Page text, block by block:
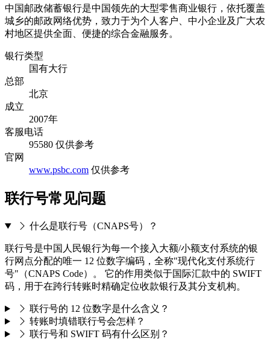
中国邮政储蓄银行是中国领先的大型零售商业银行，依托覆盖
城乡的邮政网络优势，致力于为个人客户、中小企业及广大农
村地区提供全面、便捷的综合金融服务。
银行类型
国有大行
总部
北京
成立
2007年
客服电话
95580 仅供参考
官网
www.psbc.com 仅供参考
联行号常见问题
什么是联行号（CNAPS号）？
联行号是中国人民银行为每一个接入大额/小额支付系统的银
行网点分配的唯一 12 位数字编码，全称"现代化支付系统行
号"（CNAPS Code）。 它的作用类似于国际汇款中的 SWIFT
码，用于在跨行转账时精确定位收款银行及其分支机构。
联行号的 12 位数字是什么含义？
转账时填错联行号会怎样？
联行号和 SWIFT 码有什么区别？